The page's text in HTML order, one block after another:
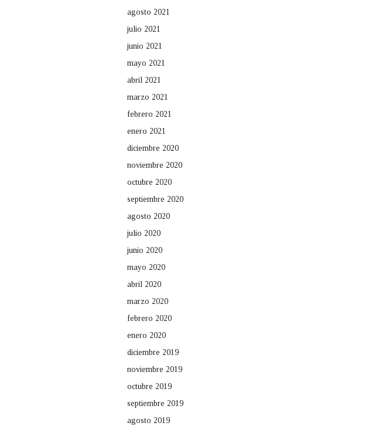
agosto 2021
julio 2021
junio 2021
mayo 2021
abril 2021
marzo 2021
febrero 2021
enero 2021
diciembre 2020
noviembre 2020
octubre 2020
septiembre 2020
agosto 2020
julio 2020
junio 2020
mayo 2020
abril 2020
marzo 2020
febrero 2020
enero 2020
diciembre 2019
noviembre 2019
octubre 2019
septiembre 2019
agosto 2019